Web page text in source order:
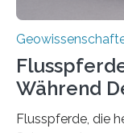
Während
Flusspferde, die